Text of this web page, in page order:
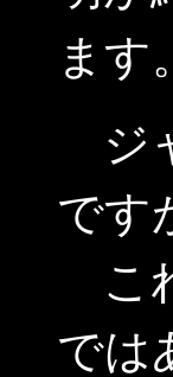
ます。
ジ
です
こ
では